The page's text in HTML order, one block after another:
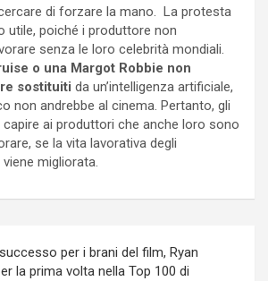
di forzare la mano. La protesta
utile, poiché i produttore non
senza le loro celebrità mondiali.
o una Margot Robbie non
sostituiti da un’intelligenza artificiale,
non andrebbe al cinema. Pertanto, gli
ai produttori che anche loro sono
se la vita lavorativa degli
migliorata.
per i brani del film, Ryan
la prima volta nella Top 100 di